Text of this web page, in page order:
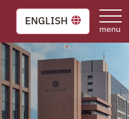
ENGLISH